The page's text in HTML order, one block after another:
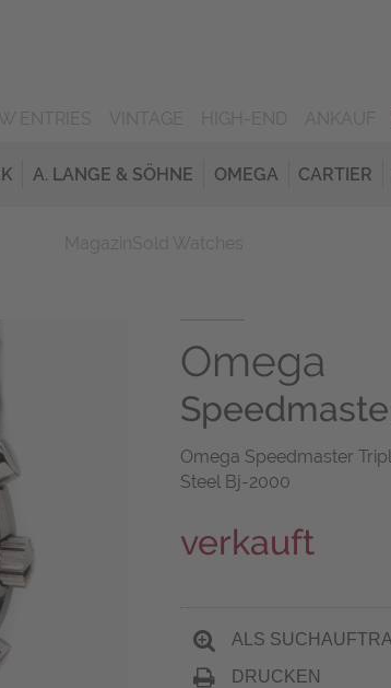
A. LANGE & SÖHNE OMEGA CARTIER
Omega
Omega Speedmaster
Steel Bj-2000
verkauft
ALS
DRUCKEN